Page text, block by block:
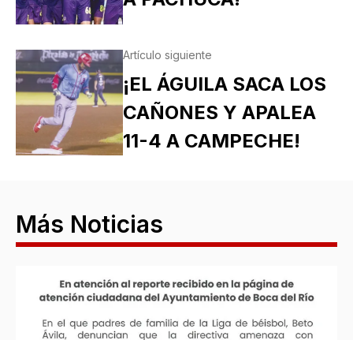
Artículo siguiente
¡EL ÁGUILA SACA LOS
CAÑONES Y APALEA
11-4 A CAMPECHE!
Más Noticias